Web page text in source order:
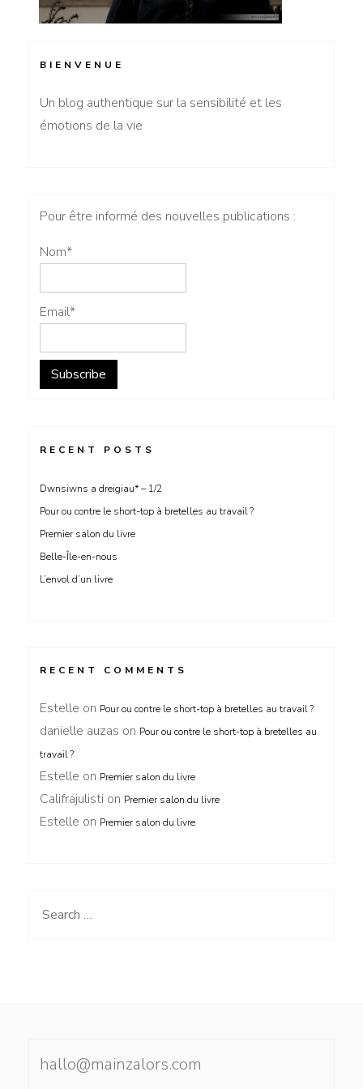
BIENVENUE
Un blog authentique sur la sensibilité et les
émotions de la vie
Pour être informé des nouvelles publications :
Nom*
Email*
RECENT POSTS
Dwnsiwns a dreigiau* – 1/2
Pour ou contre le short-top à bretelles au travail ?
Premier salon du livre
Belle-Île-en-nous
L’envol d’un livre
RECENT COMMENTS
Estelle on Pour ou contre le short-top à bretelles au travail ?
danielle auzas on Pour ou contre le short-top à bretelles au
travail ?
Estelle on Premier salon du livre
Califrajulisti on Premier salon du livre
Estelle on Premier salon du livre
Search
hallo@mainzalors.com